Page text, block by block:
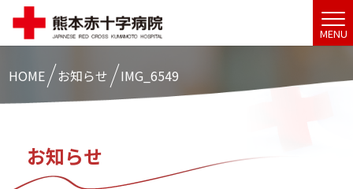
MENU
HOME お知らせ IMG_6549
お知らせ